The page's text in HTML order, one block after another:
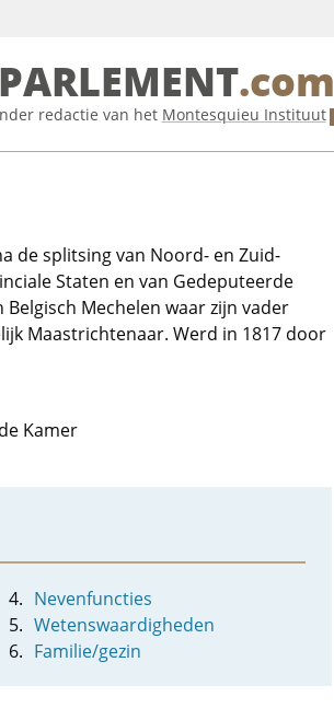
PARLEMENT.com
redactie van het Montesquieu Instituut
de splitsing van Noord- en Zuid-
Staten en van Gedeputeerde
Mechelen waar zijn vader
Maastrichtenaar. Werd in 1817 door
Kamer
Nevenfuncties
Wetenswaardigheden
Familie/gezin